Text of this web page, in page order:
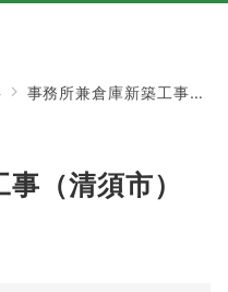
事務所兼倉庫新築工事（清須市）
（清須市）